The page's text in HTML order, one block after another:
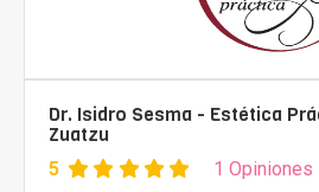
Dr. Isidro Sesma - Estética
Zuatzu
5 1 Opiniones